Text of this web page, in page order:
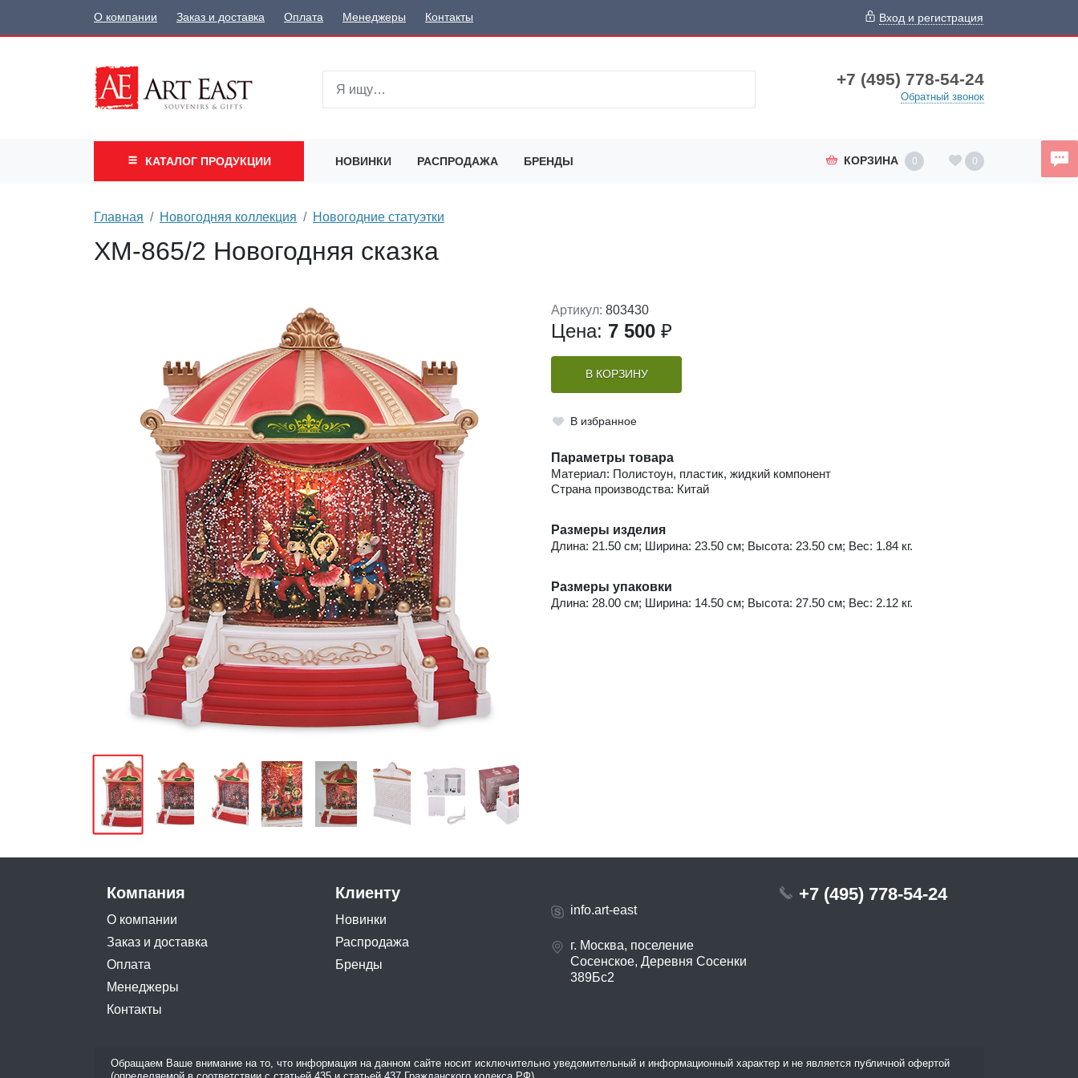
О компании Заказ и доставка Оплата Менеджеры Контакты Вход и регистрация
+7 (495) 778-54-24
Обратный звонок
КАТАЛОГ ПРОДУКЦИИ НОВИНКИ РАСПРОДАЖА БРЕНДЫ КОРЗИНА 0 0
Главная Новогодняя коллекция Новогодние статуэтки
XM-865/2 Новогодняя сказка
Артикул: 803430
Цена: 7 500 ₽
В КОРЗИНУ
В избранное
Параметры товара
Материал: Полистоун, пластик, жидкий компонент
Страна производства: Китай
Размеры изделия
Длина: 21.50 см; Ширина: 23.50 см; Высота: 23.50 см; Вес: 1.84 кг.
Размеры упаковки
Длина: 28.00 см; Ширина: 14.50 см; Высота: 27.50 см; Вес: 2.12 кг.
Компания
О компании
Заказ и доставка
Оплата
Менеджеры
Контакты
Клиенту
Новинки
Распродажа
Бренды
info.art-east
г. Москва, поселение
Сосенское, Деревня Сосенки
389Бс2
+7 (495) 778-54-24
Обращаем Ваше внимание на то, что информация на данном сайте носит исключительно уведомительный и информационный характер и не является публичной офертой